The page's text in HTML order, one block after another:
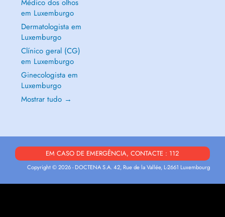
Médico dos olhos
em Luxemburgo
Dermatologista em
Luxemburgo
Clínico geral (CG)
em Luxemburgo
Ginecologista em
Luxemburgo
Mostrar tudo →
EM CASO DE EMERGÊNCIA, CONTACTE : 112
Copyright © 2026 - DOCTENA S.A. 42, Rue de la Vallée, L-2661 Luxembourg